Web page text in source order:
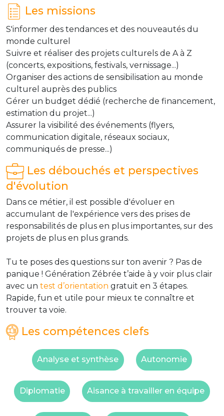
Les missions
S'informer des tendances et des nouveautés du
monde culturel
Suivre et réaliser des projets culturels de A à Z
(concerts, expositions, festivals, vernissage...)
Organiser des actions de sensibilisation au monde
culturel auprès des publics
Gérer un budget dédié (recherche de financement,
estimation du projet...)
Assurer la visibilité des événements (flyers,
communication digitale, réseaux sociaux,
communiqués de presse...)
Les débouchés et perspectives
d'évolution
Dans ce métier, il est possible d'évoluer en
accumulant de l'expérience vers des prises de
responsabilités de plus en plus importantes, sur des
projets de plus en plus grands.
Tu te poses des questions sur ton avenir ? Pas de
panique ! Génération Zébrée t’aide à y voir plus clair
avec un test d’orientation gratuit en 3 étapes.
Rapide, fun et utile pour mieux te connaître et
trouver ta voie.
Les compétences clefs
Analyse et synthèse Autonomie
Diplomatie Aisance à travailler en équipe